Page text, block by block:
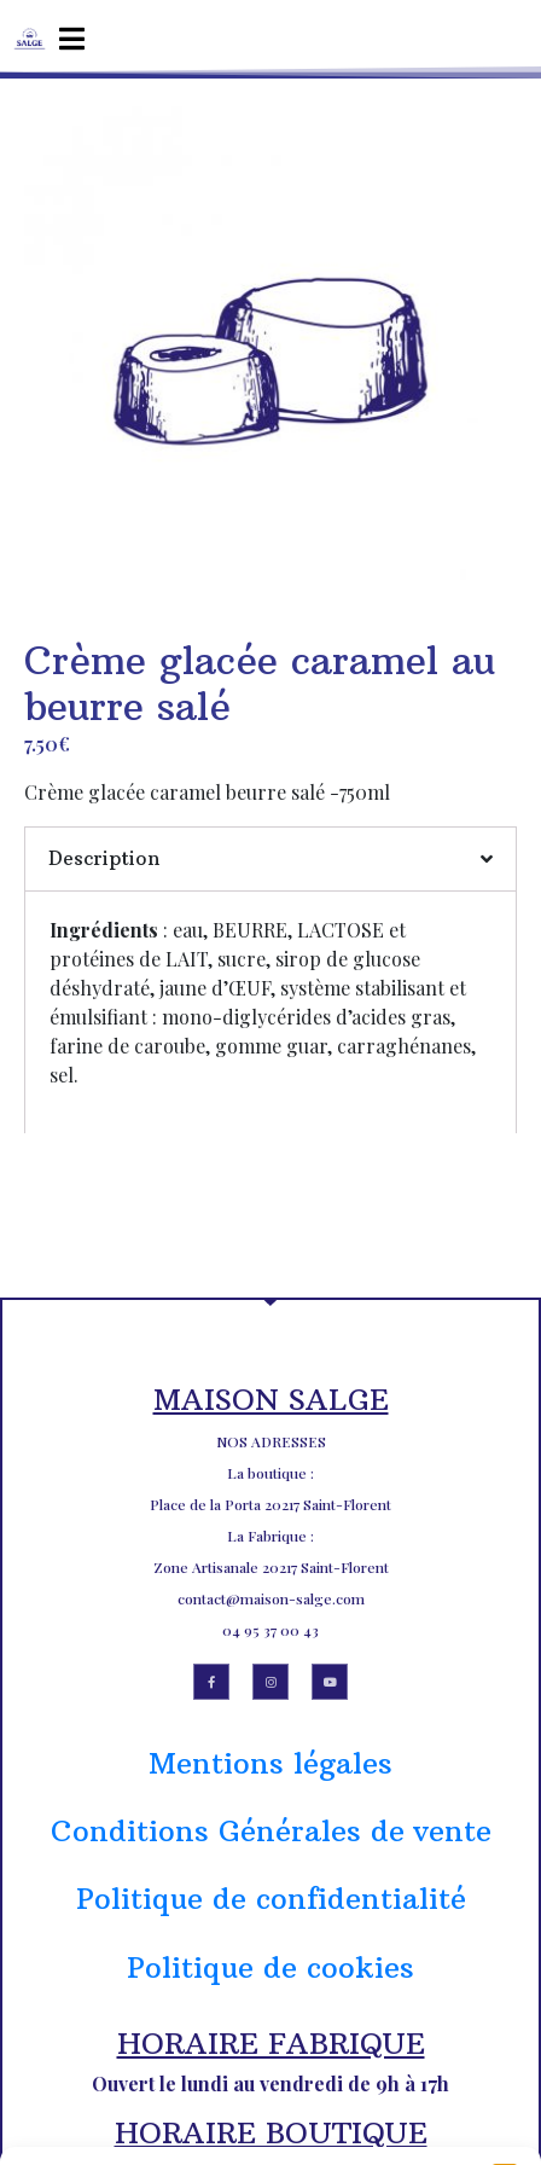
Crème glacée caramel au
beurre salé
7.50€
Crème glacée caramel beurre salé -750ml
Description
Ingrédients : eau, BEURRE, LACTOSE et
protéines de LAIT, sucre, sirop de glucose
déshydraté, jaune d’ŒUF, système stabilisant et
émulsifiant : mono-diglycérides d’acides gras,
farine de caroube, gomme guar, carraghénanes,
sel.
MAISON SALGE
NOS ADRESSES
La boutique :
Place de la Porta 20217 Saint-Florent
La Fabrique :
Zone Artisanale 20217 Saint-Florent
contact@maison-salge.com
04 95 37 00 43
Mentions légales
Conditions Générales de vente
Politique de confidentialité
Politique de cookies
HORAIRE FABRIQUE
Ouvert le lundi au vendredi de 9h à 17h
HORAIRE BOUTIQUE